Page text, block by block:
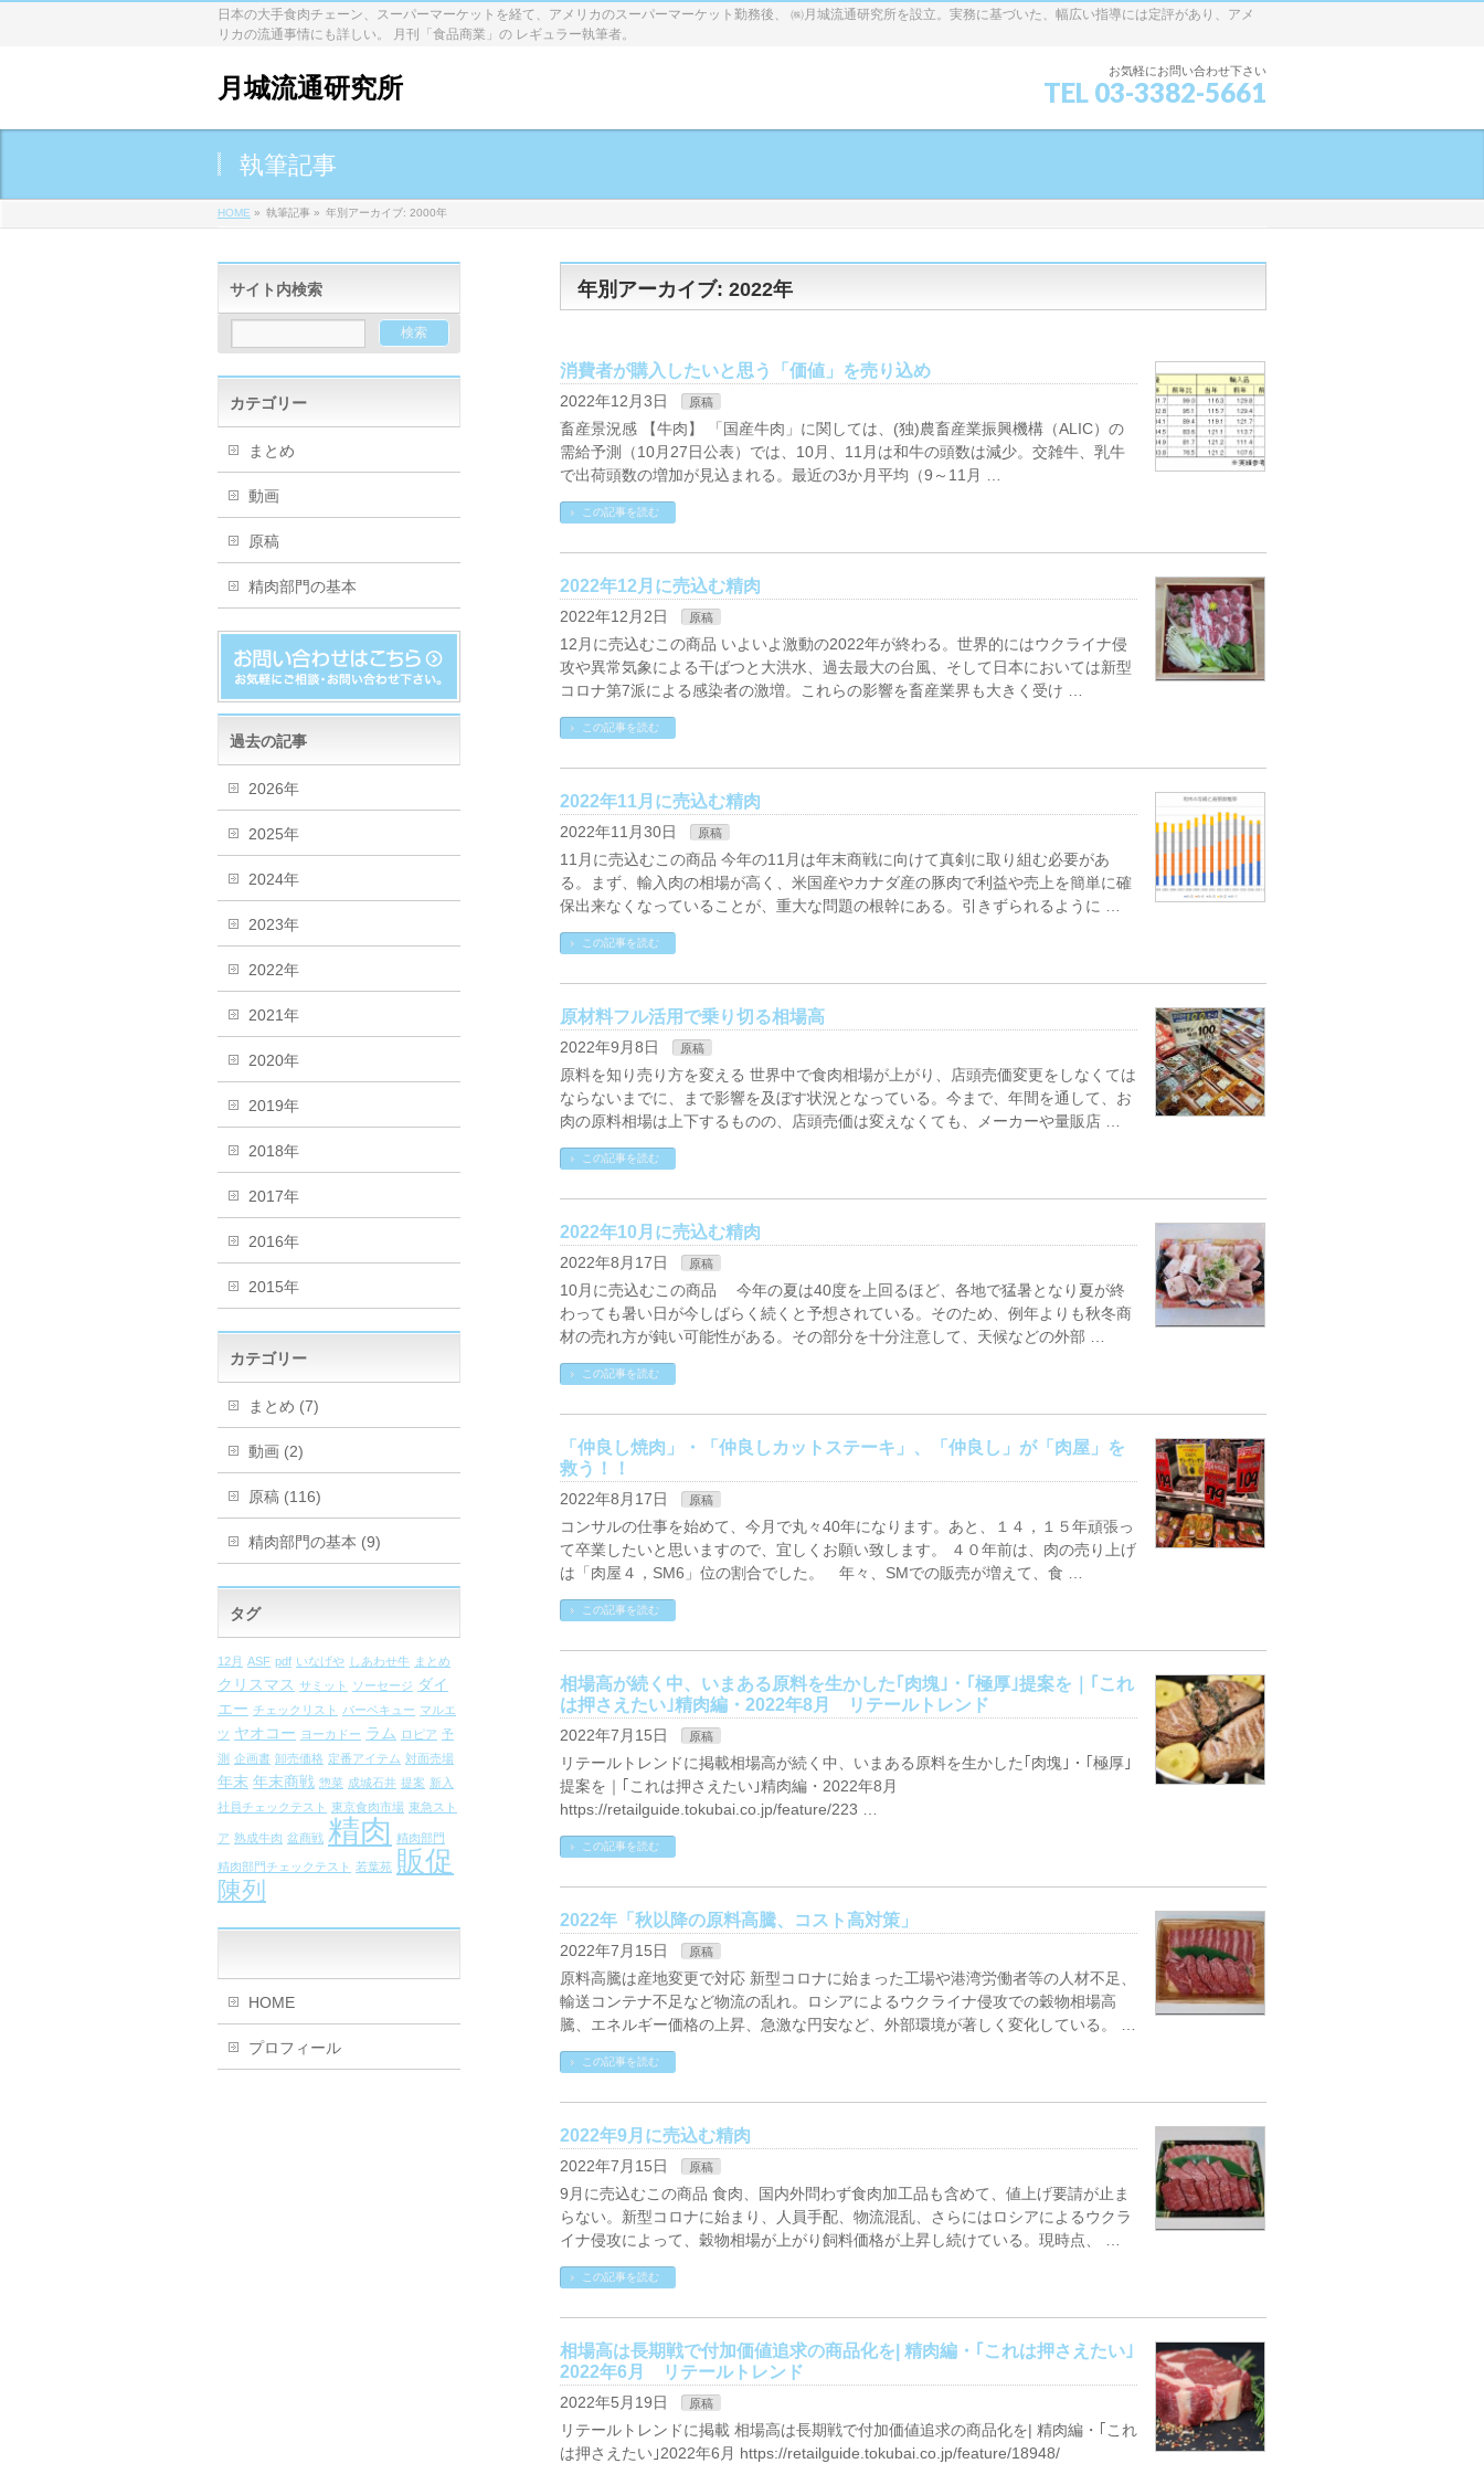
日本の大手食肉チェーン、スーパーマーケットを経て、アメリカのスーパーマーケット勤務後、 ㈱月城流通研究所を設立。実務に基づいた、幅広い指導には定評があり、アメ
リカの流通事情にも詳しい。 月刊「食品商業」の レギュラー執筆者。
月城流通研究所
お気軽にお問い合わせ下さい
TEL 03-3382-5661
執筆記事
HOME » 執筆記事 » 年別アーカイブ: 2000年
年別アーカイブ: 2022年
消費者が購入したいと思う「価値」を売り込め
2022年12月3日 原稿
畜産景況感 【牛肉】 「国産牛肉」に関しては、(独)農畜産業振興機構（ALIC）の
需給予測（10月27日公表）では、10月、11月は和牛の頭数は減少。交雑牛、乳牛
で出荷頭数の増加が見込まれる。最近の3か月平均（9～11月 …
この記事を読む
2022年12月に売込む精肉
2022年12月2日 原稿
12月に売込むこの商品 いよいよ激動の2022年が終わる。世界的にはウクライナ侵
攻や異常気象による干ばつと大洪水、過去最大の台風、そして日本においては新型
コロナ第7派による感染者の激増。これらの影響を畜産業界も大きく受け …
この記事を読む
2022年11月に売込む精肉
2022年11月30日 原稿
11月に売込むこの商品 今年の11月は年末商戦に向けて真剣に取り組む必要があ
る。まず、輸入肉の相場が高く、米国産やカナダ産の豚肉で利益や売上を簡単に確
保出来なくなっていることが、重大な問題の根幹にある。引きずられるように …
この記事を読む
原材料フル活用で乗り切る相場高
2022年9月8日 原稿
原料を知り売り方を変える 世界中で食肉相場が上がり、店頭売価変更をしなくては
ならないまでに、まで影響を及ぼす状況となっている。今まで、年間を通して、お
肉の原料相場は上下するものの、店頭売価は変えなくても、メーカーや量販店 …
この記事を読む
2022年10月に売込む精肉
2022年8月17日 原稿
10月に売込むこの商品 今年の夏は40度を上回るほど、各地で猛暑となり夏が終
わっても暑い日が今しばらく続くと予想されている。そのため、例年よりも秋冬商
材の売れ方が鈍い可能性がある。その部分を十分注意して、天候などの外部 …
この記事を読む
「仲良し焼肉」・「仲良しカットステーキ」、「仲良し」が「肉屋」を
救う！！
2022年8月17日 原稿
コンサルの仕事を始めて、今月で丸々40年になります。あと、１４，１５年頑張っ
て卒業したいと思いますので、宜しくお願い致します。 ４０年前は、肉の売り上げ
は「肉屋４，SM6」位の割合でした。 年々、SMでの販売が増えて、食 …
この記事を読む
相場高が続く中、いまある原料を生かした｢肉塊｣・｢極厚｣提案を｜｢これ
は押さえたい｣精肉編・2022年8月 リテールトレンド
2022年7月15日 原稿
リテールトレンドに掲載相場高が続く中、いまある原料を生かした｢肉塊｣・｢極厚｣
提案を｜｢これは押さえたい｣精肉編・2022年8月
https://retailguide.tokubai.co.jp/feature/223 …
この記事を読む
2022年「秋以降の原料高騰、コスト高対策」
2022年7月15日 原稿
原料高騰は産地変更で対応 新型コロナに始まった工場や港湾労働者等の人材不足、
輸送コンテナ不足など物流の乱れ。ロシアによるウクライナ侵攻での穀物相場高
騰、エネルギー価格の上昇、急激な円安など、外部環境が著しく変化している。 …
この記事を読む
2022年9月に売込む精肉
2022年7月15日 原稿
9月に売込むこの商品 食肉、国内外問わず食肉加工品も含めて、値上げ要請が止ま
らない。新型コロナに始まり、人員手配、物流混乱、さらにはロシアによるウクラ
イナ侵攻によって、穀物相場が上がり飼料価格が上昇し続けている。現時点、 …
この記事を読む
相場高は長期戦で付加価値追求の商品化を| 精肉編・｢これは押さえたい｣
2022年6月 リテールトレンド
2022年5月19日 原稿
リテールトレンドに掲載 相場高は長期戦で付加価値追求の商品化を| 精肉編・｢これ
は押さえたい｣2022年6月 https://retailguide.tokubai.co.jp/feature/18948/
サイト内検索
カテゴリー
まとめ
動画
原稿
精肉部門の基本
過去の記事
2026年
2025年
2024年
2023年
2022年
2021年
2020年
2019年
2018年
2017年
2016年
2015年
カテゴリー
まとめ (7)
動画 (2)
原稿 (116)
精肉部門の基本 (9)
タグ
12月 ASF pdf いなげや しあわせ牛 まとめ
クリスマス サミット ソーセージ ダイ
エー チェックリスト バーベキュー マルエ
ツ ヤオコー ヨーカドー ラム ロピア 予
測 企画書 卸売価格 定番アイテム 対面売場
年末 年末商戦 惣菜 成城石井 提案 新入
社員チェックテスト 東京食肉市場 東急スト
ア 熟成牛肉 盆商戦 精肉 精肉部門
精肉部門チェックテスト 若葉苑 販促
陳列
HOME
プロフィール